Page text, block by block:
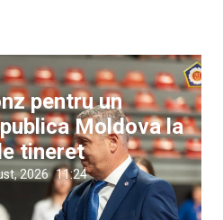
pentru un
Moldova la
tineret
2026 11:24